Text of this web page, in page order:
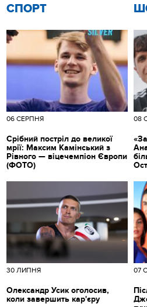
СПОРТ
06 СЕРПНЯ
Срібний постріл до великої
мрії: Максим Камінський з
Рівного — віцечемпіон Європи
(ФОТО)
08
30 ЛИПНЯ
Олександр Усик оголосив,
коли завершить кар'єру
07